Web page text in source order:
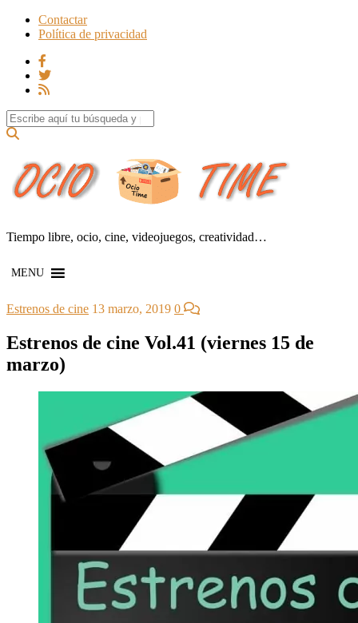
Contactar
Política de privacidad
Search for:
Tiempo libre, ocio, cine, videojuegos, creatividad…
MENU
Estrenos de cine 13 marzo, 2019 0
Estrenos de cine Vol.41 (viernes 15 de
marzo)